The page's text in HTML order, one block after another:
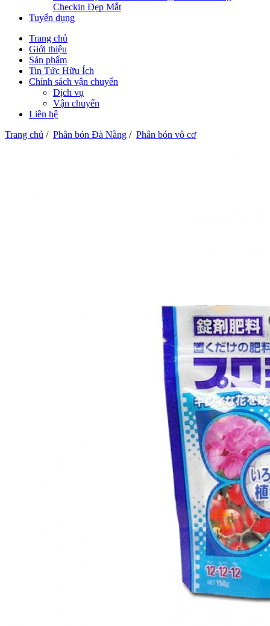
Checkin Đẹp Mắt
Tuyển dụng
Trang chủ
Giới thiệu
Sản phẩm
Tin Tức Hữu Ích
Chính sách vận chuyển
Dịch vụ
Vận chuyển
Liên hệ
Trang chủ / Phân bón Đà Nẵng / Phân bón vô cơ